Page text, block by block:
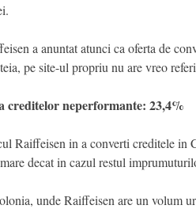
a anuntat atunci ca oferta de
pe site-ul propriu nu are vreo
creditelor neperformante: 23,4%
Raiffeisen in a converti creditele in
decat in cazul restul
unde Raiffeisen are un volum